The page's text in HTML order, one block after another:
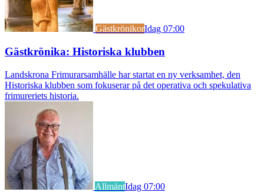
GästkrönikorIdag 07:00
Gästkrönika: Historiska klubben
Landskrona Frimurarsamhälle har startat en ny verksamhet, den
Historiska klubben som fokuserar på det operativa och spekulativa
frimureriets historia.
AllmäntIdag 07:00